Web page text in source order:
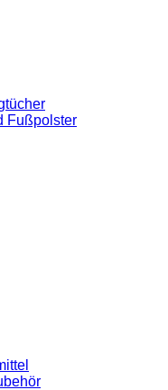
Fußpolster